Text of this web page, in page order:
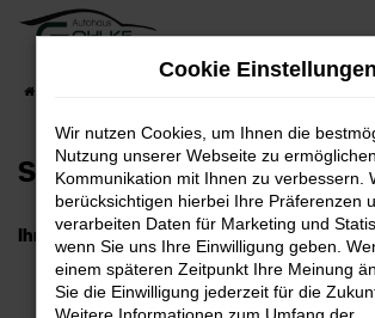
Zum
springen
Serviceassistent (m/w/d)
Ihre Aufgaben
Vergabe von Werkstattterminen
Ansprechpartner für die Kunden
Mietwagenplanung
Cookie Einstellungen
Wir nutzen Cookies, um Ihnen die
Nutzung unserer Webseite zu
Kommunikation mit Ihnen zu verbessern.
berücksichtigen hierbei Ihre Präferenzen
verarbeiten Daten für Marketing und
wenn Sie uns Ihre Einwilligung geben.
einem späteren Zeitpunkt Ihre Meinung
Sie die Einwilligung jederzeit für die